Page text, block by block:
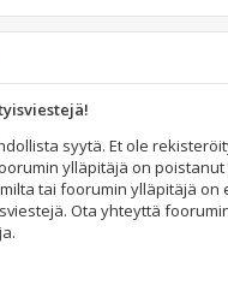
syytä. Et ole
ylläpitäjä on
tai foorumin ylläpitäjä on
Ota yhteyttä